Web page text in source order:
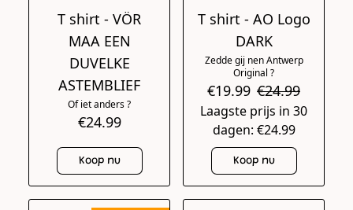
T shirt - VÖR
MAA EEN
DUVELKE
ASTEMBLIEF
Of iet anders ?
€24.99
Koop nu
T shirt - AO Logo
DARK
Zedde gij nen Antwerp
Original ?
€19.99 €24.99
Laagste prijs in 30
dagen: €24.99
Koop nu